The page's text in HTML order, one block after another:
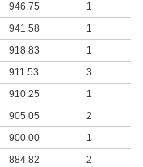
946.75
1
941.58
1
918.83
1
911.53
3
910.25
1
905.05
2
900.00
1
884.82
2